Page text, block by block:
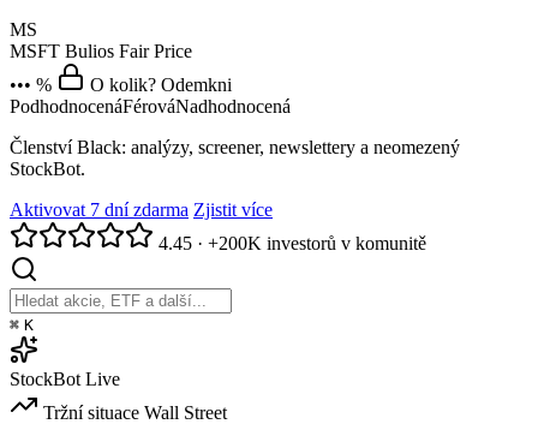
MS
MSFT Bulios Fair Price
••• %
O kolik? Odemkni
PodhodnocenáFérováNadhodnocená
Členství Black: analýzy, screener, newslettery a neomezený
StockBot.
Aktivovat 7 dní zdarma Zjistit více
4.45 · +200K investorů v komunitě
⌘ K
StockBot Live
Tržní situace Wall Street